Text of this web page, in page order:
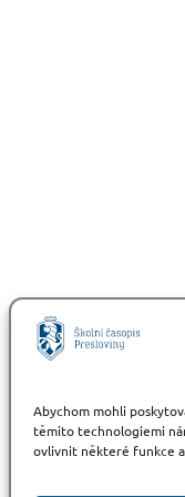
Abychom mohli
těmito technologiemi
ovlivnit některé funkce